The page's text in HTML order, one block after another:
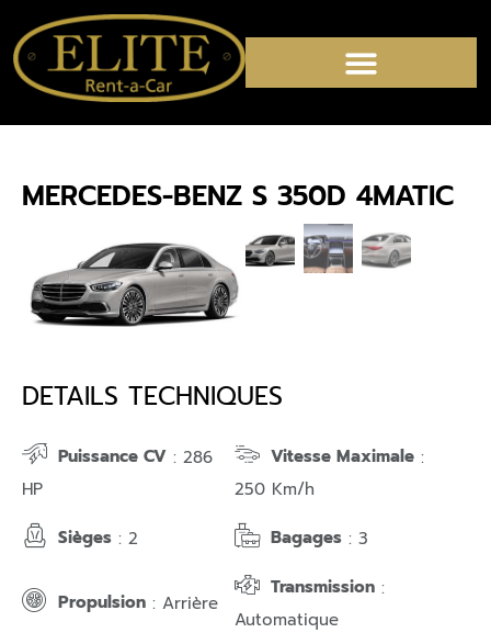
MERCEDES-BENZ S 350D 4MATIC
DETAILS TECHNIQUES
Puissance CV : 286
HP
Vitesse Maximale :
250 Km/h
Sièges : 2 Bagages : 3
Propulsion : Arrière
Transmission :
Automatique